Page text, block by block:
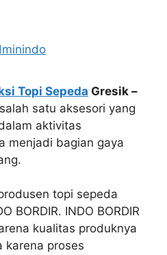
Topi Sepeda Gresik –
satu aksesori yang
aktivitas
menjadi bagian gaya
topi sepeda
BORDIR. INDO BORDIR
kualitas produknya
karena proses